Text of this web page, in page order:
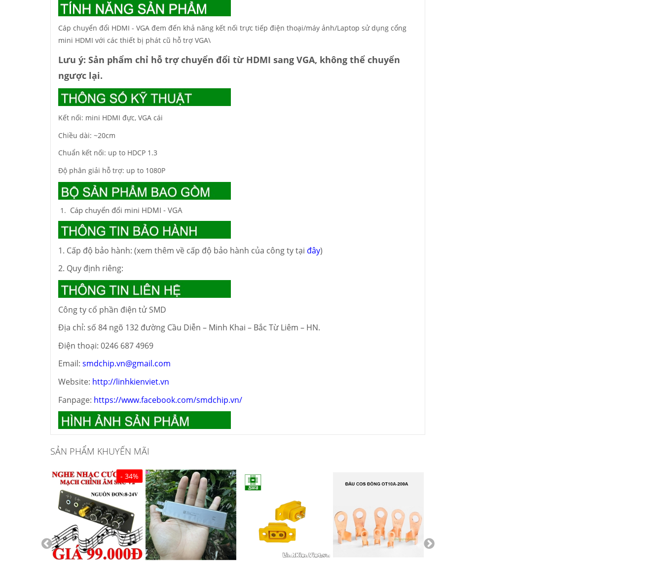
Cáp chuyển đổi HDMI - VGA đem đến khả năng kết nối trực tiếp điện thoại/máy ảnh/Laptop sử dụng cổng
mini HDMI với các thiết bị phát cũ hỗ trợ VGA\
Lưu ý: Sản phẩm chỉ hỗ trợ chuyển đổi từ HDMI sang VGA, không thể chuyển
ngược lại.
Kết nối: mini HDMI đực, VGA cái
Chiều dài: ~20cm
Chuẩn kết nối: up to HDCP 1.3
Độ phân giải hỗ trợ: up to 1080P
Cáp chuyển đổi mini HDMI - VGA
1. Cấp độ bảo hành: (xem thêm về cấp độ bảo hành của công ty tại đây)
2. Quy định riêng:
Công ty cổ phần điện tử SMD
Địa chỉ: số 84 ngõ 132 đường Cầu Diễn – Minh Khai – Bắc Từ Liêm – HN.
Điện thoại: 0246 687 4969
Email: smdchip.vn@gmail.com
Website: http://linhkienviet.vn
Fanpage: https://www.facebook.com/smdchip.vn/
SẢN PHẨM KHUYẾN MÃI
- 34%